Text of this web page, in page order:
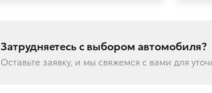
Затрудняетесь с выбором автомобиля?
Оставьте заявку, и мы свяжемся с вами для